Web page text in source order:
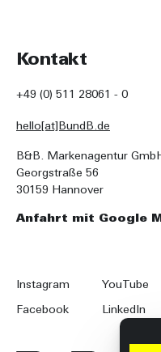
Kontakt
+49 (0) 511 28061 - 0
hello[at]BundB.de
B&B. Markenagentur
Georgstraße 56
30159 Hannover
Anfahrt mit Google
Instagram YouTube
Facebook LinkedIn